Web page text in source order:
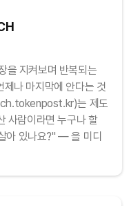
을 지켜보며 반복되는
나 마지막에 안다는 것
는 제도
사람이라면 누구나 할
아 있나요?" — 을 미디